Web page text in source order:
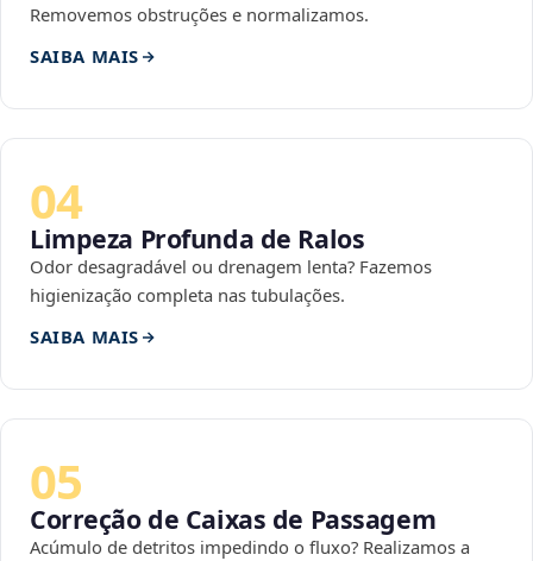
Removemos obstruções e normalizamos.
SAIBA MAIS
04
Limpeza Profunda de Ralos
Odor desagradável ou drenagem lenta? Fazemos
higienização completa nas tubulações.
SAIBA MAIS
05
Correção de Caixas de Passagem
Acúmulo de detritos impedindo o fluxo? Realizamos a